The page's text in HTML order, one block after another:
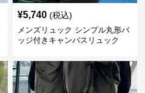
¥5,740 (税込)
メンズリュック シンプル丸形バ
ッジ付きキャンバスリュック